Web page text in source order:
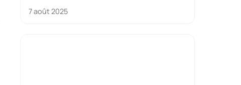
7 août 2025